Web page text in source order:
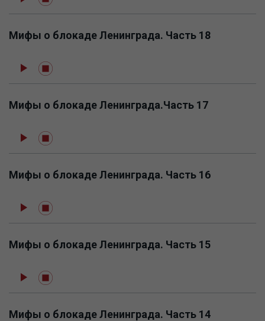
Мифы о блокаде Ленинграда. Часть 18
Мифы о блокаде Ленинграда.Часть 17
Мифы о блокаде Ленинграда. Часть 16
Мифы о блокаде Ленинграда. Часть 15
Мифы о блокаде Ленинграда. Часть 14